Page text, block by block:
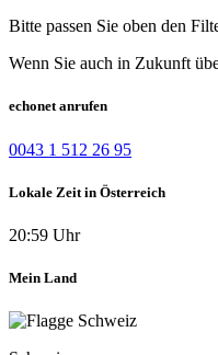
Bitte passen Sie oben den
Wenn Sie auch in Zukunft
echonet anrufen
0043 1 512 26 95
Lokale Zeit in Österreich
20:59 Uhr
Mein Land